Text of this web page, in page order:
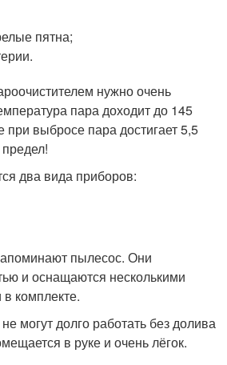
пятна;
нужно очень
пара доходит до 145
при выбросе пара достигает 5,5
два вида приборов:
пылесос. Они
и оснащаются несколькими
комплекте.
могут долго работать без долива
в руке и очень лёгок.